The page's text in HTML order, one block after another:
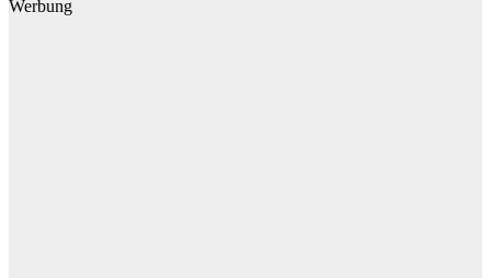
Werbung